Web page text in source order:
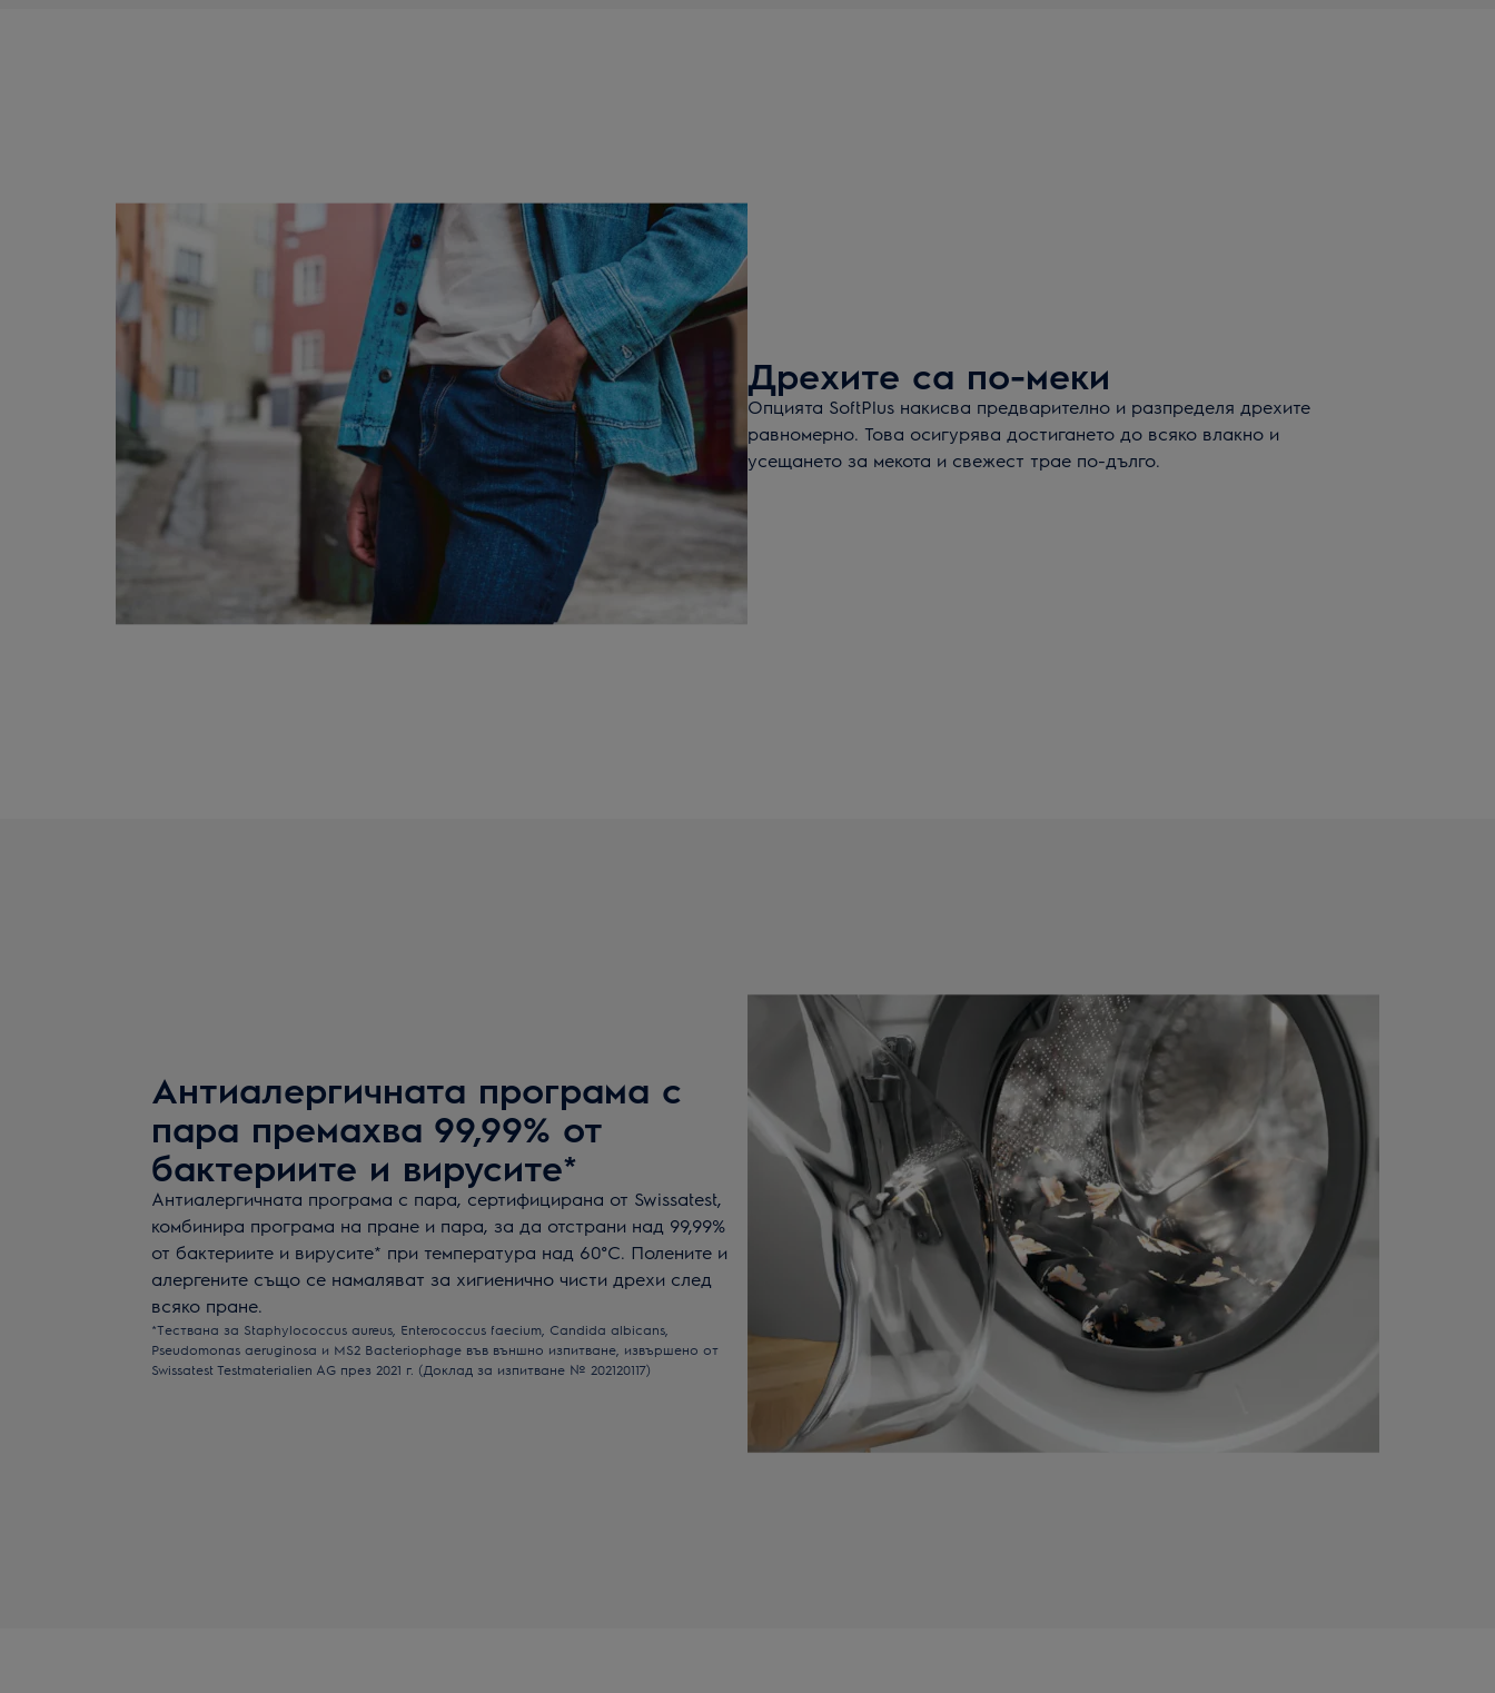
Дрехите са по-меки
Опцията SoftPlus накисва предварително и разпределя дрехите
равномерно. Това осигурява достигането до всяко влакно и
усещането за мекота и свежест трае по-дълго.
Антиалергичната програма с
пара премахва 99,99% от
бактериите и вирусите*
Антиалергичната програма с пара, сертифицирана от Swissatest,
комбинира програма на пране и пара, за да отстрани над 99,99%
от бактериите и вирусите* при температура над 60°C. Полените и
алергените също се намаляват за хигиенично чисти дрехи след
всяко пране.
*Тествана за Staphylococcus aureus, Enterococcus faecium, Candida albicans,
Pseudomonas aeruginosa и MS2 Bacteriophage във външно изпитване, извършено от
Swissatest Testmaterialien AG през 2021 г. (Доклад за изпитване № 202120117)